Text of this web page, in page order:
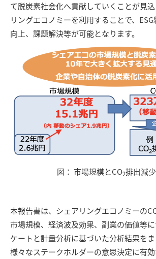
て脱炭素社会化へ貢献していくことが見
リングエコノミーを利用することで、
向上、課題解決等が可能となります。
図： 市場規模とCO2排出減
本報告書は、シェアリングエコノミーの
市場規模、経済波及効果、副業の価値等
ケートと計量分析に基づいた分析結果をま
様々なステークホルダーの意思決定に有